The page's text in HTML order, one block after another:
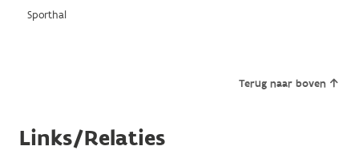
Sporthal
Terug naar boven
Links/Relaties